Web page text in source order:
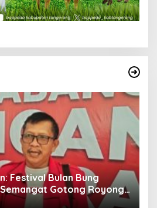
Festival Bulan Bung
Gotong Royong